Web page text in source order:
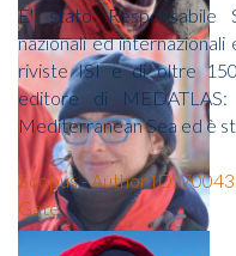
E' stato Responsabile
nazionali ed
riviste ISI e di oltre 150
editore di
Mediterranean Sea ed è
Scopus - Author ID:
Gate